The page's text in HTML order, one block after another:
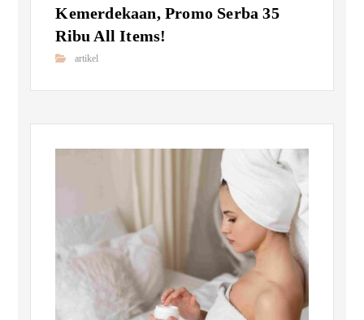
Kemerdekaan, Promo Serba 35
Ribu All Items!
artikel